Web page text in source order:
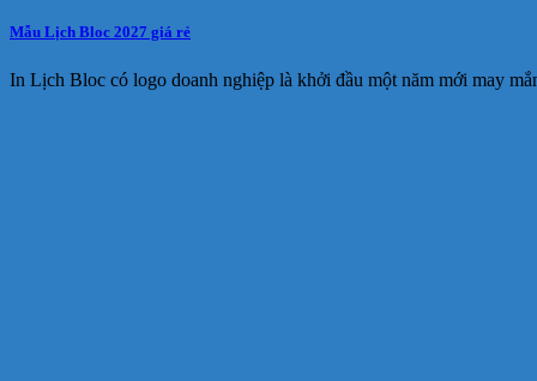
Mẫu Lịch Bloc 2027 giá rẻ
In Lịch Bloc có logo doanh nghiệp là khởi đầu một năm mới may